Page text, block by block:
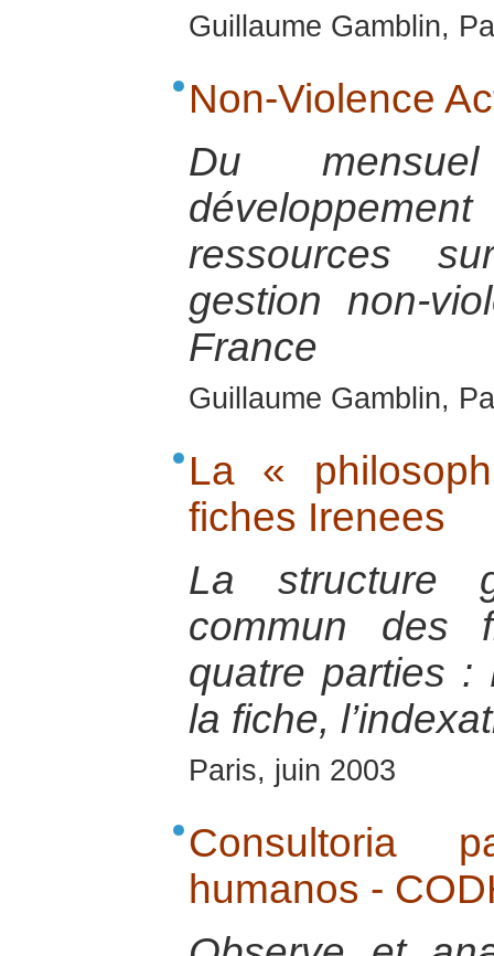
Guillaume Gamblin,
Non-Violence
Du
ressources
gestion non-
France
Guillaume Gamblin,
La «
fiches Irenees
La structure
commun des
quatre parties :
la fiche,
Paris, juin 2003
Consultoria
humanos -